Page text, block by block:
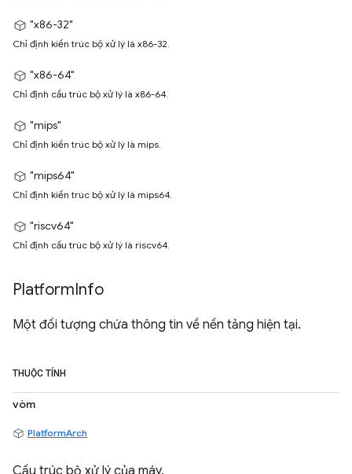
"x86-32"
Chỉ định kiến trúc bộ xử lý là x86-32.
"x86-64"
Chỉ định cấu trúc bộ xử lý là x86-64.
"mips"
Chỉ định kiến trúc bộ xử lý là mips.
"mips64"
Chỉ định kiến trúc bộ xử lý là mips64.
"riscv64"
Chỉ định cấu trúc bộ xử lý là riscv64.
PlatformInfo
Một đối tượng chứa thông tin về nền tảng hiện tại.
THUỘC TÍNH
vòm
PlatformArch
Cấu trúc bộ xử lý của máy.